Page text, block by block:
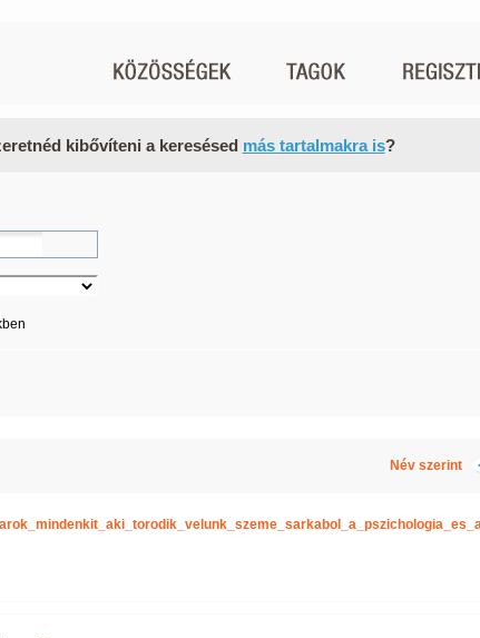
kibővíteni a keresésed más tartalmakra is?
Név szerint